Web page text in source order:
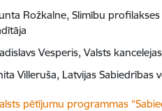
Rožkalne, Slimību
Vesperis, Valsts
Villeruša, Latvijas Sabiedrības
pētījumu programmas